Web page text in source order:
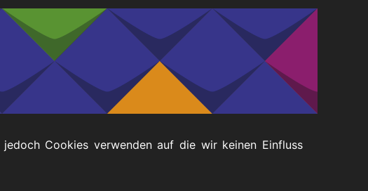
Cookies verwenden auf die wir keinen Einfluss